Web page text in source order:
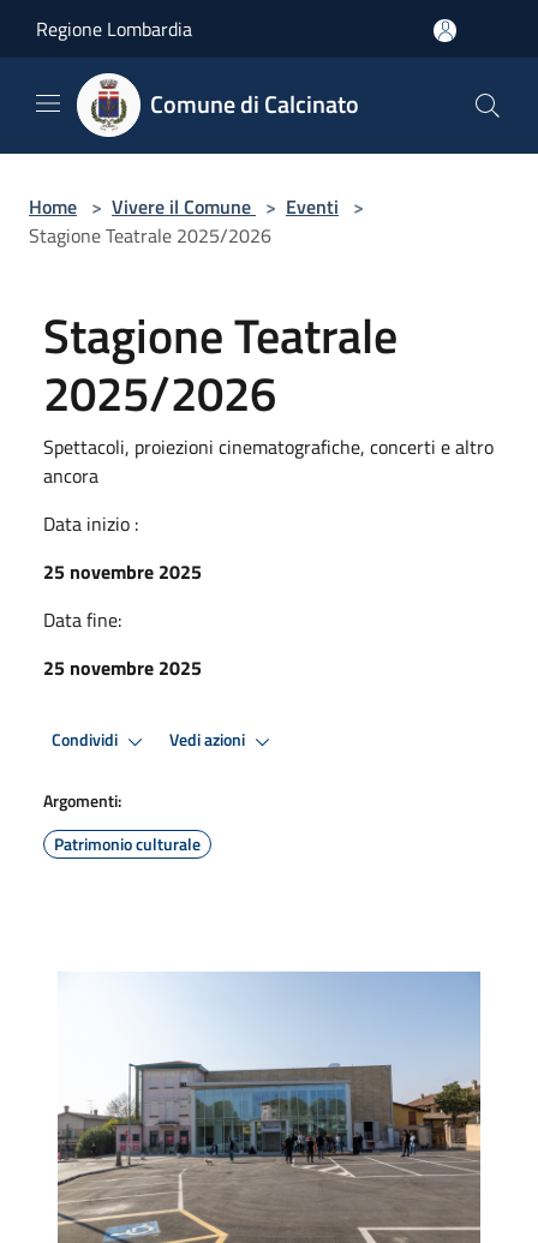
Regione Lombardia
Comune di Calcinato
Home > Vivere il Comune > Eventi >
Stagione Teatrale 2025/2026
Stagione Teatrale
2025/2026
Spettacoli, proiezioni cinematografiche, concerti e altro
ancora
Data inizio :
25 novembre 2025
Data fine:
25 novembre 2025
Condividi Vedi azioni
Argomenti:
Patrimonio culturale